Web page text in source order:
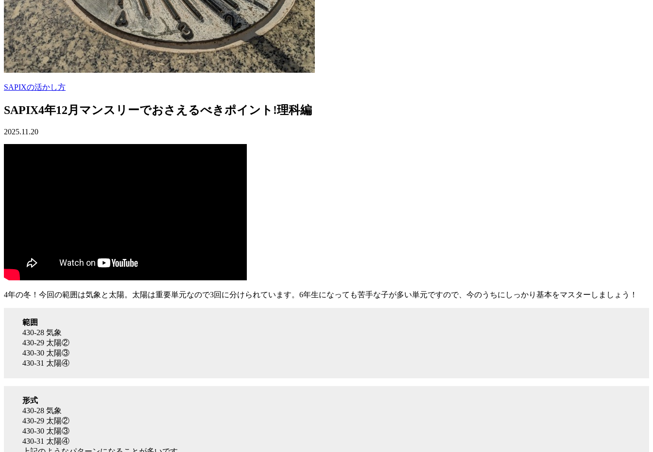
SAPIXの活かし方
SAPIX4年12月マンスリーでおさえるべきポイント!理科編
2025.11.20
4年の冬！今回の範囲は気象と太陽。太陽は重要単元なので3回に分けられています。6年生になっても苦手な子が多い単元ですので、今のうちにしっかり基本をマスターしましょう！
範囲
430-28 気象
430-29 太陽②
430-30 太陽③
430-31 太陽④
形式
430-28 気象
430-29 太陽②
430-30 太陽③
430-31 太陽④